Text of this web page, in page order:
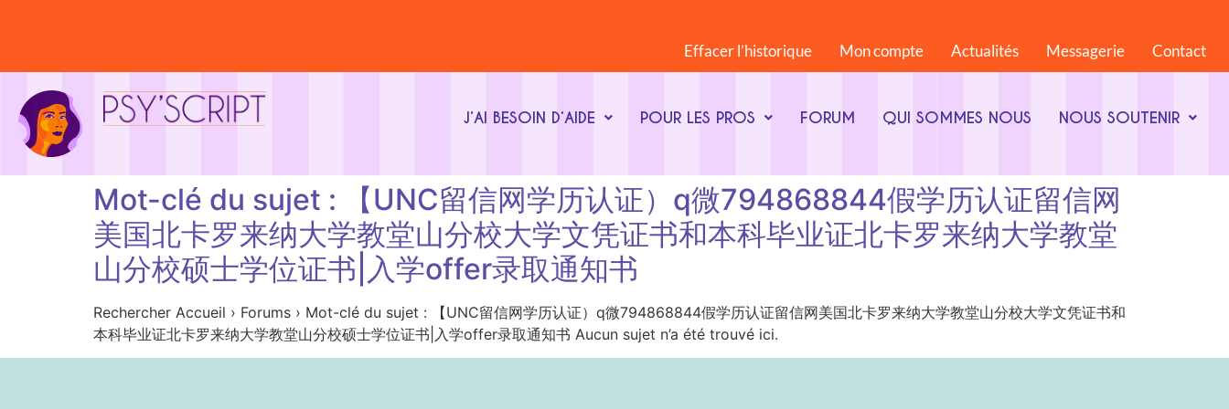
Effacer l’historique Mon compte Actualités Messagerie Contact
J’AI BESOIN D’AIDE POUR LES PROS FORUM QUI SOMMES NOUS NOUS SOUTENIR
Mot-clé du sujet : 【UNC留信网学历认证）q微794868844假学历认证留信网
美国北卡罗来纳大学教堂山分校大学文凭证书和本科毕业证北卡罗来纳大学教堂
山分校硕士学位证书|入学offer录取通知书
Rechercher Accueil › Forums › Mot-clé du sujet : 【UNC留信网学历认证）q微794868844假学历认证留信网美国北卡罗来纳大学教堂山分校大学文凭证书和
本科毕业证北卡罗来纳大学教堂山分校硕士学位证书|入学offer录取通知书 Aucun sujet n’a été trouvé ici.